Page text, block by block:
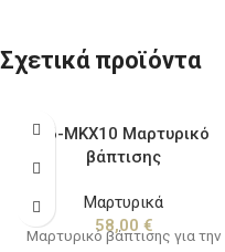
Σχετικά προϊόντα
16-ΜΚΧ10 Μαρτυρικό
βάπτισης
Μαρτυρικά
58,00 €
Μαρτυρικό βάπτισης για την